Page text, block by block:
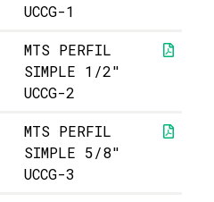
UCCG-1
MTS PERFIL
SIMPLE 1/2"
UCCG-2
MTS PERFIL
SIMPLE 5/8"
UCCG-3